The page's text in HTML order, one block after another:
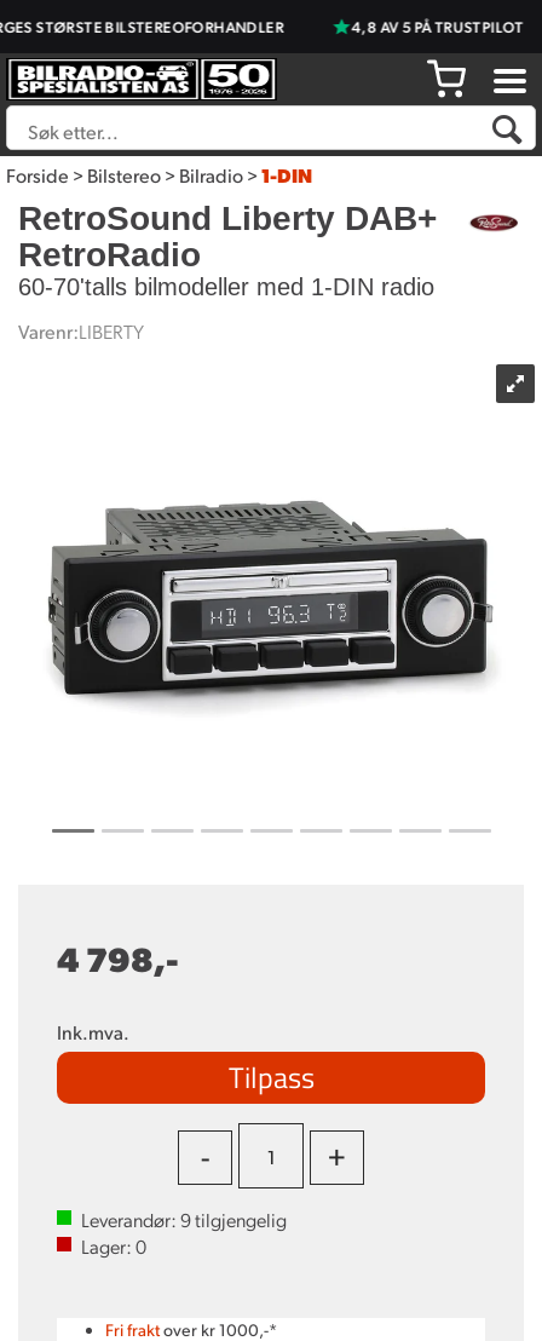
STØRSTE BILSTEREOFORHANDLER 4,8 AV 5 PÅ TRUSTPILOT
Forside>Bilstereo>Bilradio>1-DIN
RetroSound Liberty DAB+
RetroRadio
60-70'talls bilmodeller med 1-DIN radio
Varenr:LIBERTY
4 798,-
Ink.mva.
Tilpass
- +
Leverandør:9tilgjengelig
Lager:0
Fri fraktover kr 1000,-*